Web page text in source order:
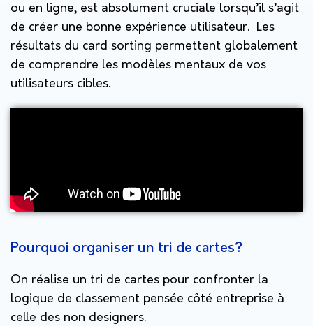
ou en ligne, est absolument cruciale lorsqu’il s’agit
de créer une bonne expérience utilisateur. Les
résultats du card sorting permettent globalement
de comprendre les modèles mentaux de vos
utilisateurs cibles.
Pourquoi organiser un tri de cartes?
On réalise un tri de cartes pour confronter la
logique de classement pensée côté entreprise à
celle des non designers.